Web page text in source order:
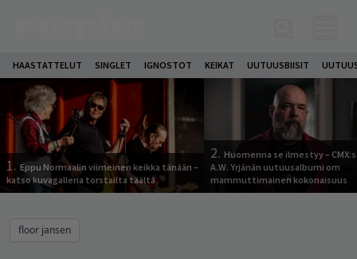
HAASTATTELUT SINGLET IGNOSTOT KEIKAT UUTUUSBIISIT
1. Eppu Normaalin viimeinen keikka tänään –
katso kuvagalleria torstailta täältä
2. Huomenna se ilmestyy –
A.W. Yrjänän uutuusalbumi om
mammuttimainen kokonaisuus
floor jansen